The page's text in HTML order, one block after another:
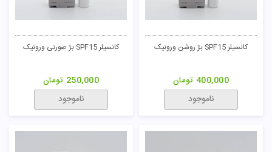
کانسیلر SPF15 بژ روشن ورونیک
400,000 تومان
ناموجود
کانسیلر SPF15 بژ صورتی ورونیک
250,000 تومان
ناموجود